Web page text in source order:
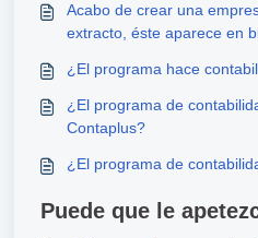
Acabo de crear una
extracto, éste aparece en
¿El programa hace
¿El programa de
Contaplus?
¿El programa de
Puede que le